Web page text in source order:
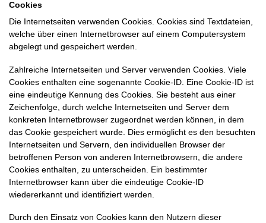
Cookies
Die Internetseiten verwenden Cookies. Cookies sind Textdateien,
welche über einen Internetbrowser auf einem Computersystem
abgelegt und gespeichert werden.
Zahlreiche Internetseiten und Server verwenden Cookies. Viele
Cookies enthalten eine sogenannte Cookie-ID. Eine Cookie-ID ist
eine eindeutige Kennung des Cookies. Sie besteht aus einer
Zeichenfolge, durch welche Internetseiten und Server dem
konkreten Internetbrowser zugeordnet werden können, in dem
das Cookie gespeichert wurde. Dies ermöglicht es den besuchten
Internetseiten und Servern, den individuellen Browser der
betroffenen Person von anderen Internetbrowsern, die andere
Cookies enthalten, zu unterscheiden. Ein bestimmter
Internetbrowser kann über die eindeutige Cookie-ID
wiedererkannt und identifiziert werden.
Durch den Einsatz von Cookies kann den Nutzern dieser